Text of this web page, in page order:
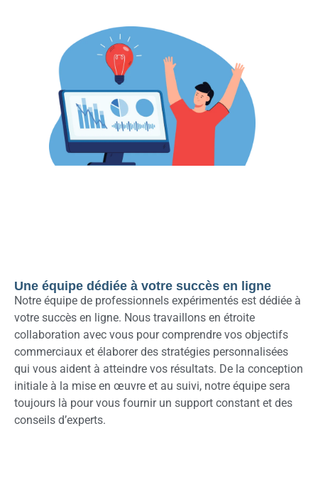
Une équipe dédiée à votre succès en ligne
Notre équipe de professionnels expérimentés est dédiée à
votre succès en ligne. Nous travaillons en étroite
collaboration avec vous pour comprendre vos objectifs
commerciaux et élaborer des stratégies personnalisées
qui vous aident à atteindre vos résultats. De la conception
initiale à la mise en œuvre et au suivi, notre équipe sera
toujours là pour vous fournir un support constant et des
conseils d’experts.